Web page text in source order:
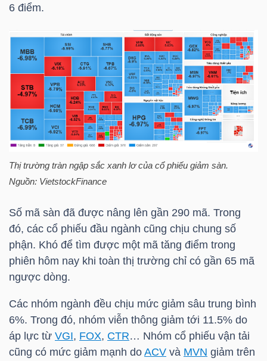
6 điểm.
Thị trường tràn ngập sắc xanh lơ của cổ phiếu giảm sàn.
Nguồn: VietstockFinance
Số mã sàn đã được nâng lên gần 290 mã. Trong
đó, các cổ phiếu đầu ngành cũng chịu chung số
phận. Khó để tìm được một mã tăng điểm trong
phiên hôm nay khi toàn thị trường chỉ có gần 65 mã
ngược dòng.
Các nhóm ngành đều chịu mức giảm sâu trung bình
6%. Trong đó, nhóm viễn thông giảm tới 11.5% do
áp lực từ VGI, FOX, CTR… Nhóm cổ phiếu vận tải
cũng có mức giảm mạnh do ACV và MVN giảm trên
VS-
SECTOR
NĂNG
NGUYÊN
VẬT